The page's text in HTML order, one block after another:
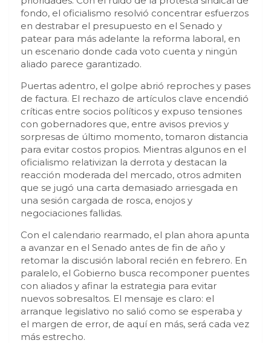
fondo, el oficialismo resolvió concentrar esfuerzos
en destrabar el presupuesto en el Senado y
patear para más adelante la reforma laboral, en
un escenario donde cada voto cuenta y ningún
aliado parece garantizado.
Puertas adentro, el golpe abrió reproches y pases
de factura. El rechazo de artículos clave encendió
críticas entre socios políticos y expuso tensiones
con gobernadores que, entre avisos previos y
sorpresas de último momento, tomaron distancia
para evitar costos propios. Mientras algunos en el
oficialismo relativizan la derrota y destacan la
reacción moderada del mercado, otros admiten
que se jugó una carta demasiado arriesgada en
una sesión cargada de rosca, enojos y
negociaciones fallidas.
Con el calendario rearmado, el plan ahora apunta
a avanzar en el Senado antes de fin de año y
retomar la discusión laboral recién en febrero. En
paralelo, el Gobierno busca recomponer puentes
con aliados y afinar la estrategia para evitar
nuevos sobresaltos. El mensaje es claro: el
arranque legislativo no salió como se esperaba y
el margen de error, de aquí en más, será cada vez
más estrecho.